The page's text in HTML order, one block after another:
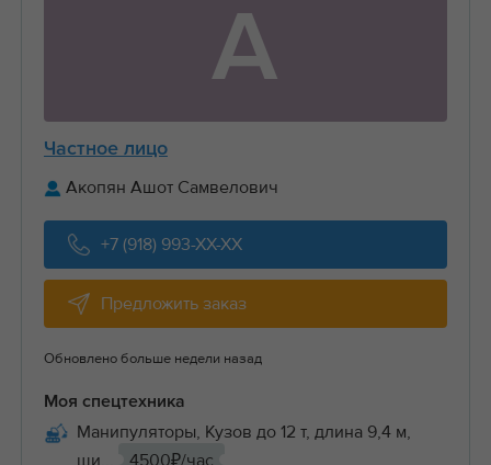
А
Частное лицо
Акопян Ашот Самвелович
+7 (918) 993-XX-XX
Предложить заказ
Обновлено больше недели назад
Моя спецтехника
Манипуляторы, Кузов до 12 т, длина 9,4 м,